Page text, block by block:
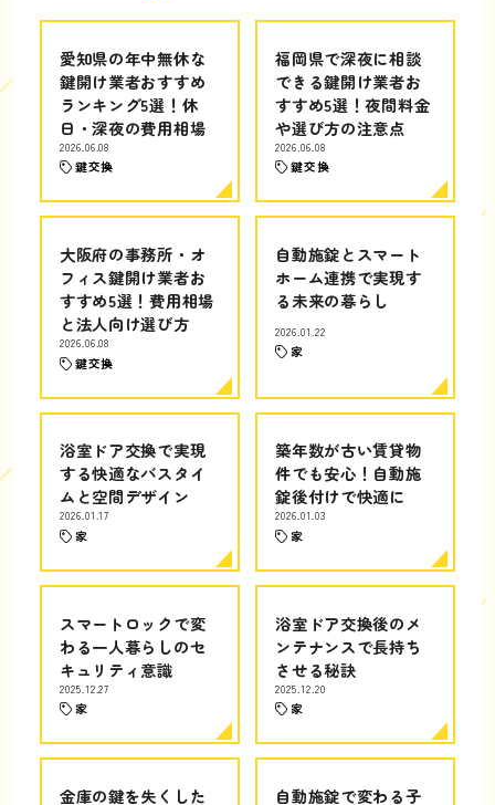
愛知県の年中無休な
鍵開け業者おすすめ
ランキング5選！休
日・深夜の費用相場
2026.06.08
鍵交換
福岡県で深夜に相談
できる鍵開け業者お
すすめ5選！夜間料金
や選び方の注意点
2026.06.08
鍵交換
大阪府の事務所・オ
フィス鍵開け業者お
すすめ5選！費用相場
と法人向け選び方
2026.06.08
鍵交換
自動施錠とスマート
ホーム連携で実現す
る未来の暮らし
2026.01.22
家
浴室ドア交換で実現
する快適なバスタイ
ムと空間デザイン
2026.01.17
家
築年数が古い賃貸物
件でも安心！自動施
錠後付けで快適に
2026.01.03
家
スマートロックで変
わる一人暮らしのセ
キュリティ意識
2025.12.27
家
浴室ドア交換後のメ
ンテナンスで長持ち
させる秘訣
2025.12.20
家
金庫の鍵を失くした
自動施錠で変わる子